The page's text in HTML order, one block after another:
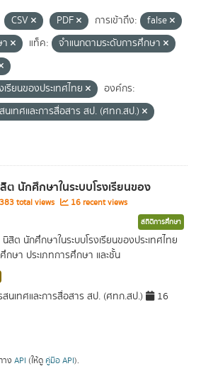
CSV PDF การเข้าถึง:
false
แท็ค:
จำแนกตามระดับการศึกษา
รียนของประเทศไทย
องค์กร:
นเทศและการสื่อสาร สป. (ศทก.สป.)
ต นักศึกษาในระบบโรงเรียนของ
total views 16 recent views
สถิติการศึกษา
สิต นักศึกษาในระบบโรงเรียนของประเทศไทย
กษา ประเภทการศึกษา และชั้น
สนเทศและการสื่อสาร สป. (ศทก.สป.)
16
ง API (ให้ดู คู่มือ API).